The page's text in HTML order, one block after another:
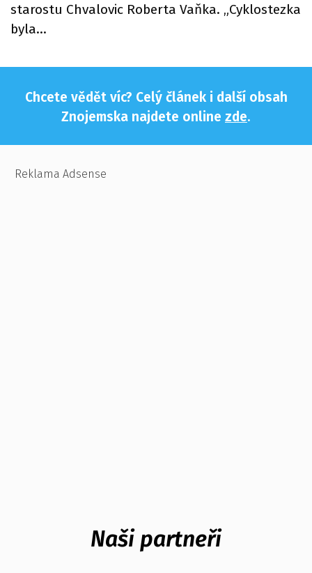
starostu Chvalovic Roberta Vaňka. „Cyklostezka
byla...
Chcete vědět víc? Celý článek i další obsah
Znojemska najdete online zde.
Reklama Adsense
Naši partneři